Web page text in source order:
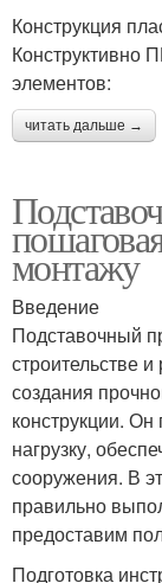
Конструкция
Конструктивно
элементов:
читать дальше →
монтажу
Введение
Подставочный
строительстве
создания
конструкции.
нагрузку,
сооружения. В
правильно
предоставим
Подготовка